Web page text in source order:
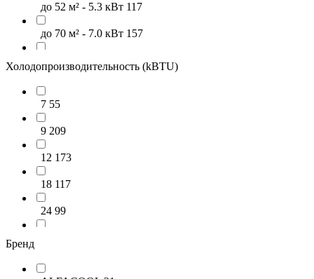
до 52 м² - 5.3 кВт 117
до 70 м² - 7.0 кВт 157
до 106 м² - 10.6 кВт
свыше 106 м²
Холодопроизводительность (kBTU)
7 55
9 209
12 173
18 117
24 99
36
Бренд